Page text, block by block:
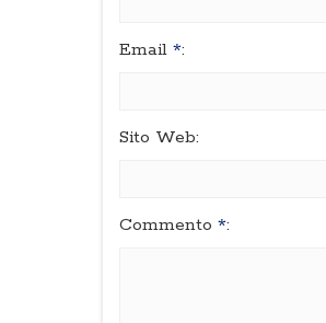
Email *:
Sito Web:
Commento *: